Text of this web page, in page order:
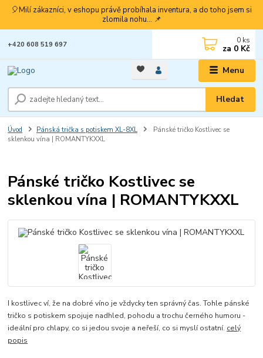
🎈Milí zákazníci, v eshopu právě probíhala inventura, a do toho jsem si
zlomila nohu... 📌
Menu
Hledat
+420 608 519 697 0 ks
za 0 Kč
Úvod Pánská trička s potiskem XL-8XL
Pánské tričko Kostlivec se
sklenkou vína | ROMANTYKXXL
Pánské tričko Kostlivec se
sklenkou vína | ROMANTYKXXL
I kostlivec ví, že na dobré víno je vždycky ten správný čas. Tohle pánské
tričko s potiskem spojuje nadhled, pohodu a trochu černého humoru -
ideální pro chlapy, co si jedou svoje a neřeší, co si myslí ostatní. celý
popis